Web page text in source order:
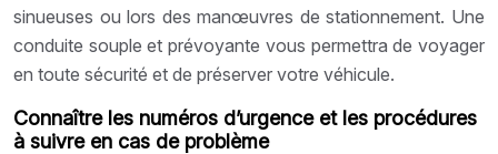
sinueuses ou lors des manœuvres de stationnement. Une
conduite souple et prévoyante vous permettra de voyager
en toute sécurité et de préserver votre véhicule.
Connaître les numéros d’urgence et les procédures
à suivre en cas de problème